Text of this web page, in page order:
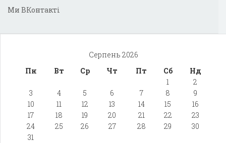
Ми ВКонтакті
Серпень 2026
Пн
Вт Ср Чт Пт Сб
Нд
1
2
3
4 5 6 7 8
9
10
11 12 13 14 15
16
17
18 19 20 21 22
23
24
25 26 27 28 29
30
31